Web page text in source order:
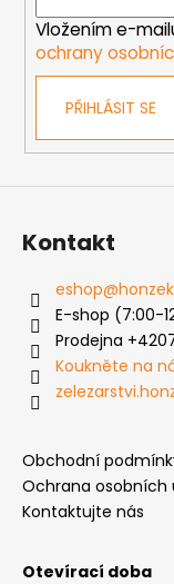
Vložením e-
ochrany
PŘIHLÁSIT SE
Kontakt
eshop@
E-shop (7:00-
Prodejna
Koukněte na
Obchodní
Ochrana osobních
Kontaktujte nás
Otevírací doba